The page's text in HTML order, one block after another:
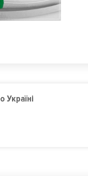
Україні